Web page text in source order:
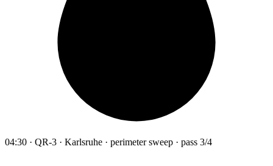
04:30 · QR-3 · Karlsruhe · perimeter sweep · pass 3/4